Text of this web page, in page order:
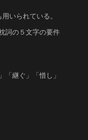
いられている。
詞の５文字の要件
「継ぐ」「惜し」